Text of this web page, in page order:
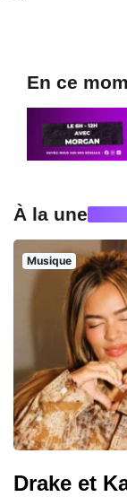
En ce
À la une
Musique
Drake et